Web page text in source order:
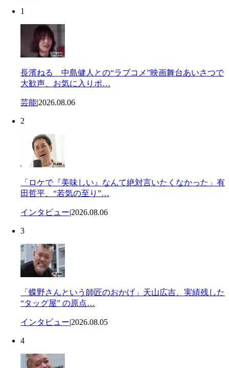
1
長濱ねる 中島健人との“ラブコメ”映画舞台あいさつで
大歓声、お気に入りポ…
芸能|2026.08.06
2
「ロケで『美味しい』なんて絶対言いたくなかった」有
田哲平、“若気の至り”…
インタビュー|2026.08.06
3
「蝶野さんという師匠のおかげ」天山広吉、実績残した
“タッグ屋” の原点…
インタビュー|2026.08.05
4